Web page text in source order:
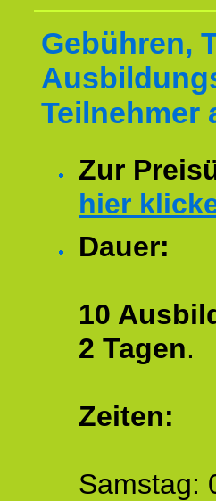
Gebühren,
Teilnehmer
Zur
hier
Dauer:
10
2 Tagen.
Zeiten:
Samstag: